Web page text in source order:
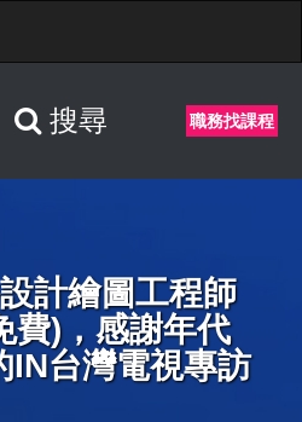
搜尋 職務找課程
計繪圖工程師
費)，感謝年代
IN台灣電視專訪